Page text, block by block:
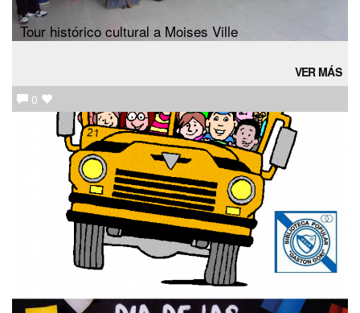
Tour histórico cultural a Moises Ville
VER MÁS
0